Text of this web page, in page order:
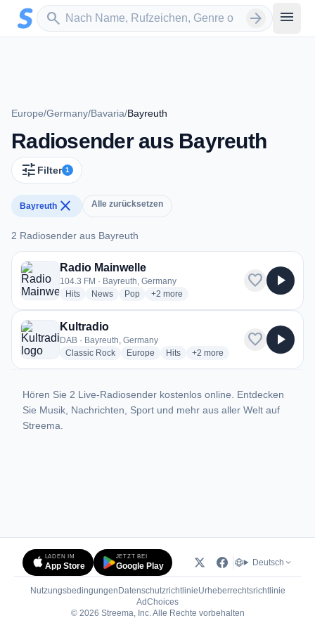
Zum Hauptinhalt springen
search
Sender suchen arrow_forward menu
Europe/Germany/Bavaria/Bayreuth
Radiosender aus Bayreuth
tune Filter 1
Bayreuth close Alle zurücksetzen
2 Radiosender aus Bayreuth
2 Radiosender aus Bayreuth
Radio Mainwelle
104.3 FM · Bayreuth, Germany
Hitsradio stations
Newsradio stations
Popradio stations
+2 more genres for Radio Mainwelle
more
favorite play_arrow
Kultradio
DAB · Bayreuth, Germany
Classic Rockradio stations
Europe radio stations
Hitsradio stations
+2 more genres for Kultradio
more
favorite play_arrow
Hören Sie 2 Live-Radiosender kostenlos online. Entdecken
Sie Musik, Nachrichten, Sport und mehr aus aller Welt auf
Streema.
LADEN IM
App Store
JETZT BEI
Google Play Deutsch
Nutzungsbedingungen DatenschutzrichtlinieUrheberrechtsrichtlinie
AdChoices(öffnet in neuem Tab)
© 2026 Streema, Inc. Alle Rechte vorbehalten